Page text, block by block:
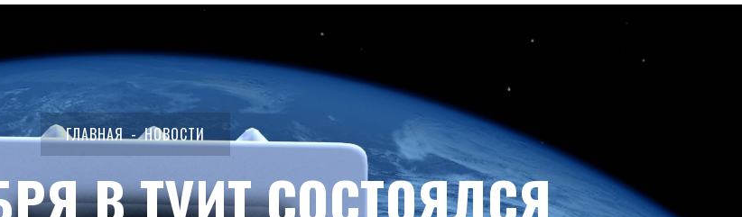
ГЛАВНАЯ НОВОСТИ
В ТУИТ СОСТОЯЛСЯ